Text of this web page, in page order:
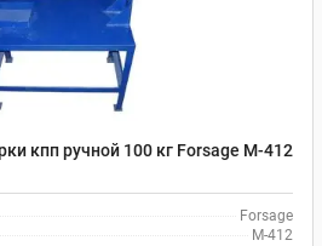
кпп ручной 100 кг Forsage М-412
Forsage
М-412